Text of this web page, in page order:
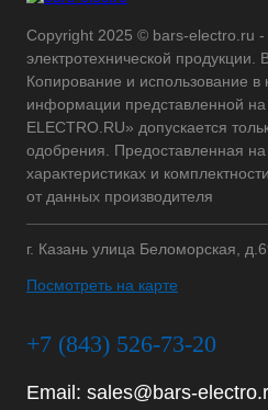
Copyright 2025 © bars-electro.ru -
электротехнической
Копирование и использование в
информации представленной на
ELECTRO.RU» допускается
одобрения. Предоставленная
характеристиках и
от данных производителя
г. Казань улица Беломорская,
Посмотреть на карте
+7 (843) 526-73-20
Email: sales@bars-